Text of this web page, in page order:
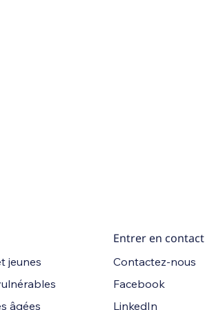
jeunes
âgées
Entrer en contact
Contactez-nous
Facebook
LinkedIn